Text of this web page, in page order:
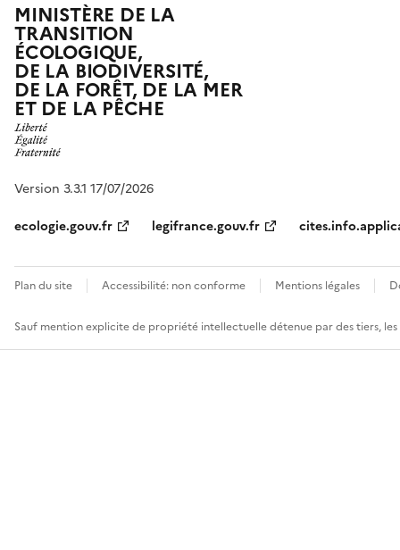
MINISTÈRE DE LA
TRANSITION
ÉCOLOGIQUE,
DE LA BIODIVERSITÉ,
DE LA FORÊT, DE LA MER
ET DE LA PÊCHE
Version 3.3.1 17/07/2026
ecologie.gouv.fr
legifrance.gouv.fr
Plan du site Accessibilité: non conforme Mentions légales
Sauf mention explicite de propriété intellectuelle détenue par des tiers,